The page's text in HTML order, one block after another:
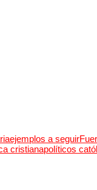
ejemplos a seguir
cristianapolíticos